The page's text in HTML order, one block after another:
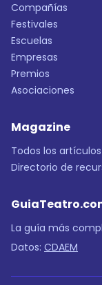
Compañías
Festivales
Escuelas
Empresas
Premios
Asociaciones
Magazine
Todos los artículos
Directorio de
La guía más
Datos: CDAEM